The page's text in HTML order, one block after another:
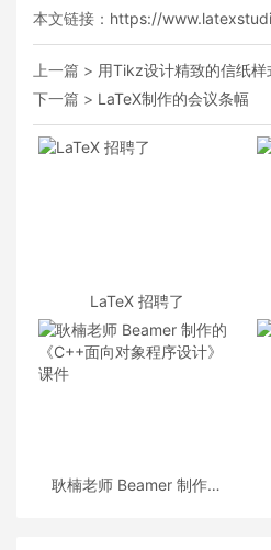
本文链接： https://
上一篇 > 用Tikz设计精致的信纸样
下一篇 > LaTeX制作的会议条幅
LaTeX 招聘了
耿楠老师 Beamer 制作的